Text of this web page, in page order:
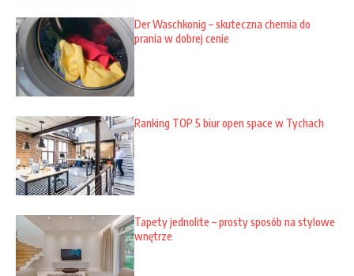
Der Waschkonig – skuteczna chemia do
prania w dobrej cenie
Ranking TOP 5 biur open space w Tychach
Tapety jednolite – prosty sposób na stylowe
wnętrze